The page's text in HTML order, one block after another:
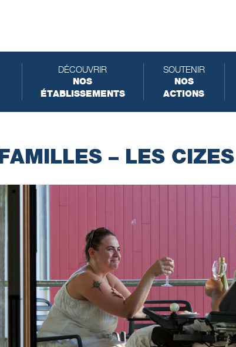
DÉCOUVRIR
NOS
ÉTABLISSEMENTS
SOUTENIR
NOS
ACTIONS
– LES